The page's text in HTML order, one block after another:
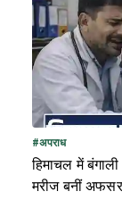
#अपराध
हिमाचल में
मरीज बनीं